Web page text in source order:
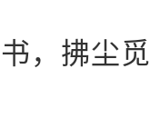
，拂尘